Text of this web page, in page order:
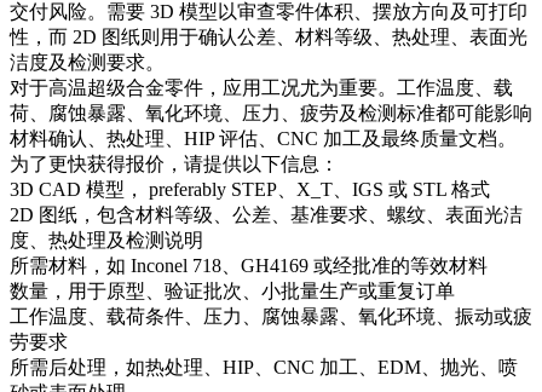
交付风险。需要 3D 模型以审查零件体积、摆放方向及可打印
性，而 2D 图纸则用于确认公差、材料等级、热处理、表面光
洁度及检测要求。
对于高温超级合金零件，应用工况尤为重要。工作温度、载
荷、腐蚀暴露、氧化环境、压力、疲劳及检测标准都可能影响
材料确认、热处理、HIP 评估、CNC 加工及最终质量文档。
为了更快获得报价，请提供以下信息：
3D CAD 模型， preferably STEP、X_T、IGS 或 STL 格式
2D 图纸，包含材料等级、公差、基准要求、螺纹、表面光洁
度、热处理及检测说明
所需材料，如 Inconel 718、GH4169 或经批准的等效材料
数量，用于原型、验证批次、小批量生产或重复订单
工作温度、载荷条件、压力、腐蚀暴露、氧化环境、振动或疲
劳要求
所需后处理，如热处理、HIP、CNC 加工、EDM、抛光、喷